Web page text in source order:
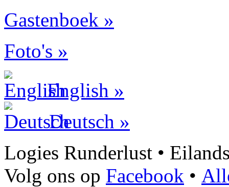
Gastenboek »
Foto's »
English »
Deutsch »
Logies Runderlust •
Volg ons op Facebook •